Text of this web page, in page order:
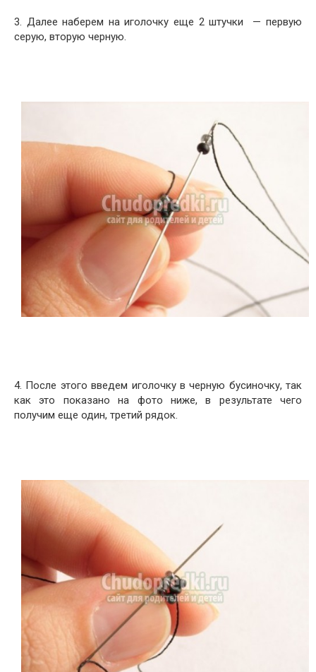
3. Далее наберем на иголочку еще 2 штучки — первую
серую, вторую черную.
4. После этого введем иголочку в черную бусиночку, так
как это показано на фото ниже, в результате чего
получим еще один, третий рядок.